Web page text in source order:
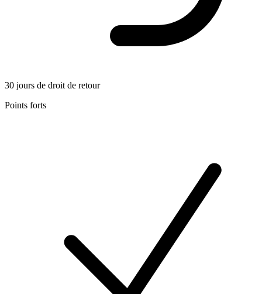
30 jours de droit de retour
Points forts